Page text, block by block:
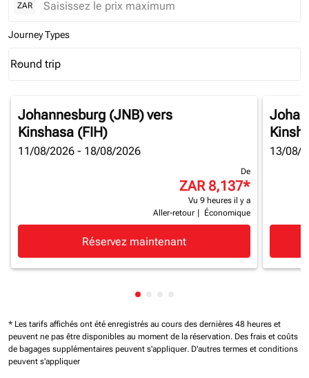
ZAR
Journey Types
Journey Types option Round trip Selected
Round trip
keyboard_arrow_down
Johannesburg (JNB)vers
Kinshasa (FIH)
11/08/2026 - 18/08/2026
De
ZAR 8,137*
Vu 9 heures il y a
Aller-retour
Économique
Réservez maintenant
13/08/
Affichage de cmp-pagination-
* Les tarifs affichés ont été enregistrés au cours des dernières 48 heures et
peuvent ne pas être disponibles au moment de la réservation. Des frais et coûts
de bagages supplémentaires peuvent s'appliquer. D'autres termes et conditions
peuvent s'appliquer